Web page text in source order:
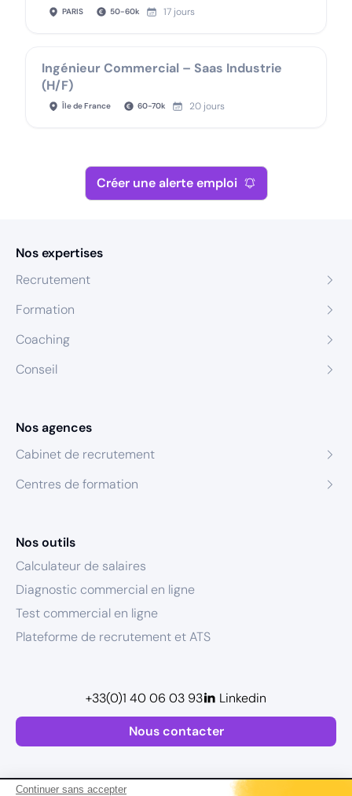
Continuer sans accepter
PARIS 50-60k 17 jours
Ingénieur Commercial – Saas Industrie
(H/F)
Île de France 60-70k 20 jours
Créer une alerte emploi
Nos expertises
Recrutement
Formation
Coaching
Conseil
Nos agences
Cabinet de recrutement
Centres de formation
Nos outils
Calculateur de salaires
Diagnostic commercial en ligne
Test commercial en ligne
Plateforme de recrutement et ATS
Nous contacter
+33(0)1 40 06 03 93 Linkedin